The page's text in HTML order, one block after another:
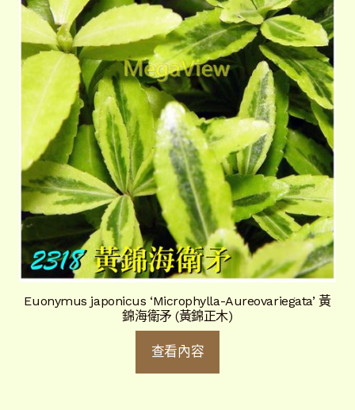
Euonymus japonicus ‘Microphylla-Aureovariegata’ 黃
錦海衛矛 (黃錦正木)
查看內容